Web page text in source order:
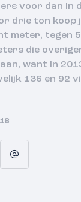
voor dan in
drie ton koop
meter, tegen
die
want in
136 en 92